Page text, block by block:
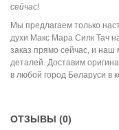
сейчас!
Мы предлагаем только
духи Макс Мара Силк Тач
заказ прямо сейчас, и наш
деталей. Доставим
в любой город Беларуси в
ОТЗЫВЫ (0)